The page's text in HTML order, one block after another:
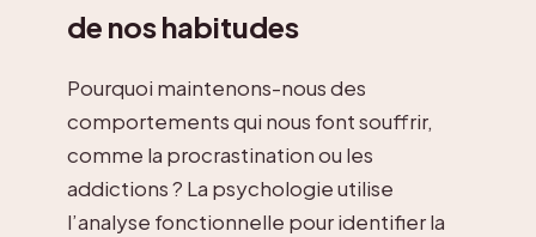
de nos habitudes
Pourquoi maintenons-nous des
comportements qui nous font souffrir,
comme la procrastination ou les
addictions ? La psychologie utilise
l’analyse fonctionnelle pour identifier la